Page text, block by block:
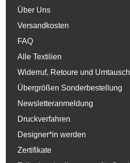
Über Uns
Versandkosten
FAQ
Alle Textilien
Widerruf, Retoure und Umtausch
Übergrößen Sonderbestellung
Newsletteranmeldung
Druckverfahren
Designer*in werden
Zertifikate